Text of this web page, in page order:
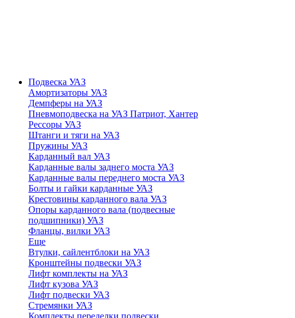
Подвеска УАЗ
Амортизаторы УАЗ
Демпферы на УАЗ
Пневмоподвеска на УАЗ Патриот, Хантер
Рессоры УАЗ
Штанги и тяги на УАЗ
Пружины УАЗ
Карданный вал УАЗ
Карданные валы заднего моста УАЗ
Карданные валы переднего моста УАЗ
Болты и гайки карданные УАЗ
Крестовины карданного вала УАЗ
Опоры карданного вала (подвесные
подшипники) УАЗ
Фланцы, вилки УАЗ
Еще
Втулки, сайлентблоки на УАЗ
Кронштейны подвески УАЗ
Лифт комплекты на УАЗ
Лифт кузова УАЗ
Лифт подвески УАЗ
Стремянки УАЗ
Комплекты переделки подвески